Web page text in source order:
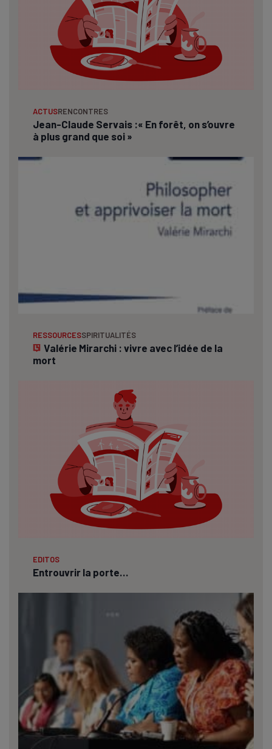
ACTUSRENCONTRES
Jean-Claude Servais :« En forêt, on s’ouvre
à plus grand que soi »
RESSOURCESSPIRITUALITÉS
Valérie Mirarchi : vivre avec l’idée de la
mort
EDITOS
Entrouvrir la porte…